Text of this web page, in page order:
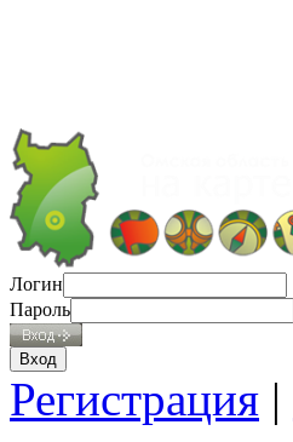
Логин
Пароль
Регистрация |